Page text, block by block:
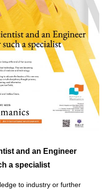
and an Engineer
a specialist
to industry or further